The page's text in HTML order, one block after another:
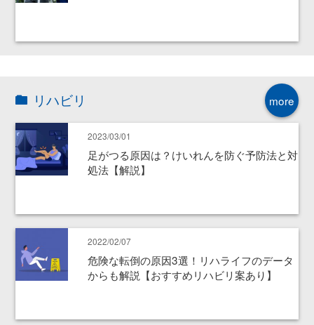
more
リハビリ
2023/03/01
足がつる原因は？けいれんを防ぐ予防法と対
処法【解説】
2022/02/07
危険な転倒の原因3選！リハライフのデータ
からも解説【おすすめリハビリ案あり】